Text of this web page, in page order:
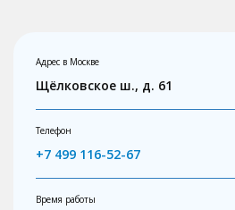
Адрес в Москве
Щёлковское ш., д. 61
Телефон
+7 499 116-52-67
Время работы